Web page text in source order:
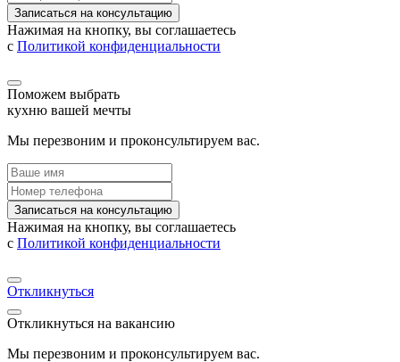
Записаться на консультацию
Нажимая на кнопку, вы соглашаетесь
с Политикой конфиденциальности
Поможем выбрать
кухню вашей мечты
Мы перезвоним и проконсультируем вас.
Записаться на консультацию
Нажимая на кнопку, вы соглашаетесь
с Политикой конфиденциальности
Откликнуться
Откликнуться на вакансию
Мы перезвоним и проконсультируем вас.